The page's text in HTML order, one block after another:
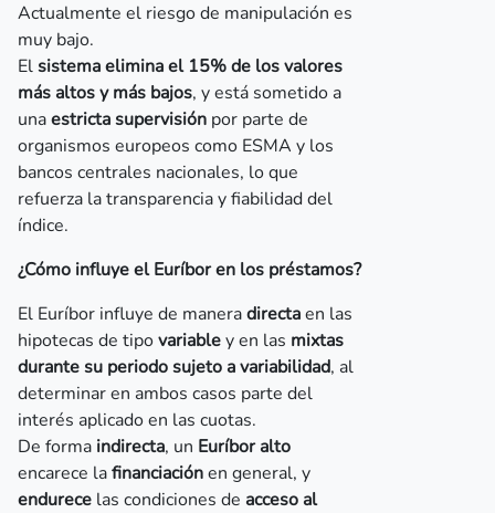
Actualmente el riesgo de manipulación es
muy bajo.
Elsistema elimina el 15% de los valores
más altos y más bajos, y está sometido a
unaestricta supervisión por parte de
organismos europeos como ESMA y los
bancos centrales nacionales, lo que
refuerza la transparencia y fiabilidad del
índice.
¿Cómo influye el Euríbor en los préstamos?
El Euríbor influye de maneradirectaen las
hipotecas de tipovariabley en las mixtas
durante su periodo sujeto a variabilidad, al
determinar en ambos casos parte del
interés aplicado en las cuotas.
De forma indirecta, un Euríbor alto
encarece lafinanciaciónen general, y
endurece las condiciones de acceso al